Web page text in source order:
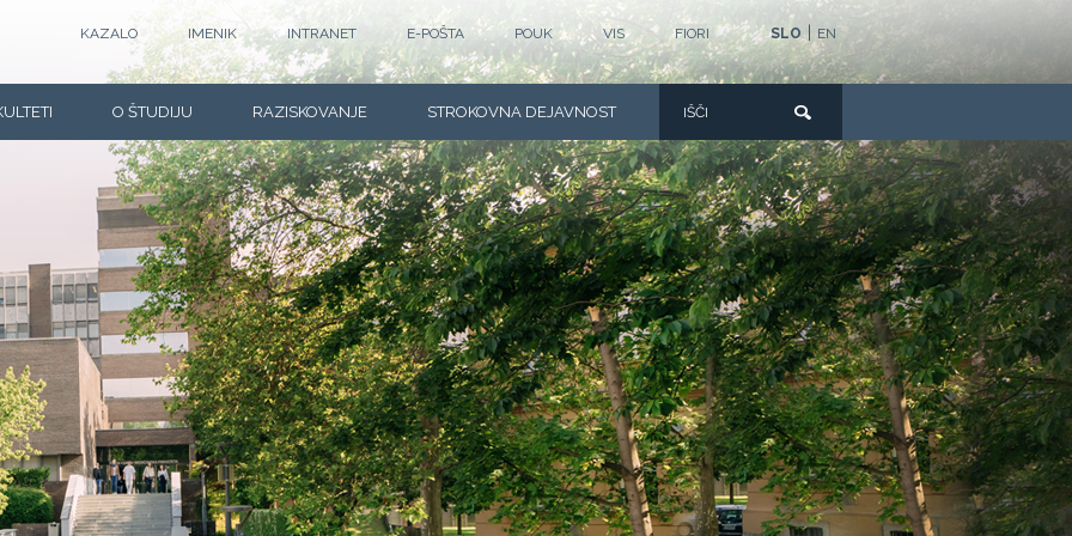
SLO EN
KAZALO IMENIK INTRANET E-POŠTA POUK VIS FIORI
O ŠTUDIJU RAZISKOVANJE STROKOVNA DEJAVNOST